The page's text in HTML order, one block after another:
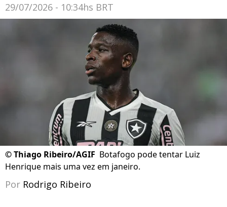
29/07/2026 - 10:34hs BRT
©Thiago Ribeiro/AGIF Botafogo pode tentar Luiz
Henrique mais uma vez em janeiro.
Por Rodrigo Ribeiro